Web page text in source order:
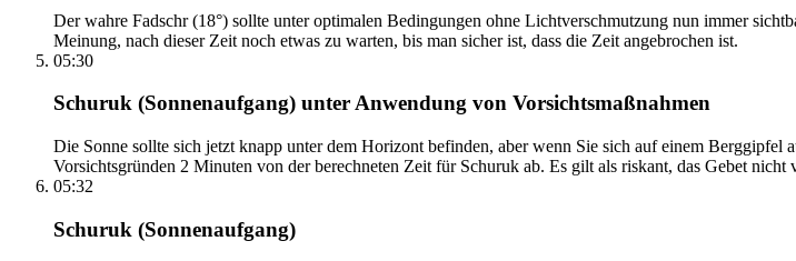
Der wahre Fadschr (18°) sollte unter optimalen Bedingungen ohne Lichtverschmutzung nun immer
Meinung, nach dieser Zeit noch etwas zu warten, bis man sicher ist, dass die Zeit angebrochen ist.
05:30
Schuruk (Sonnenaufgang) unter Anwendung von Vorsichtsmaßnahmen
Die Sonne sollte sich jetzt knapp unter dem Horizont befinden, aber wenn Sie sich auf einem
Vorsichtsgründen 2 Minuten von der berechneten Zeit für Schuruk ab. Es gilt als riskant, das Gebet nicht
05:32
Schuruk (Sonnenaufgang)